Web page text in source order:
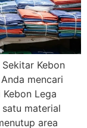
Kebon
mencari
Lega
satu material
area